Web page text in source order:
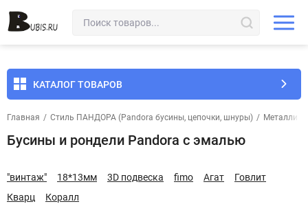
КАТАЛОГ ТОВАРОВ
Главная / Стиль ПАНДОРА (Pandora бусины, цепочки, шнуры) /
Бусины и рондели Pandora с эмалью
"винтаж" 18*13мм 3D подвеска fimo Агат
Говлит
Кварц
Коралл